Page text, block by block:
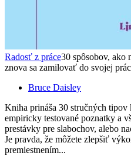
Radosť z práce30 spôsobov, ako
znova sa zamilovať do svojej
Bruce Daisley
Kniha prináša 30 stručných
empiricky testované poznatky a
prestávky pre slabochov, alebo
Je pravda, že môžete zlepšiť
premiestnením...